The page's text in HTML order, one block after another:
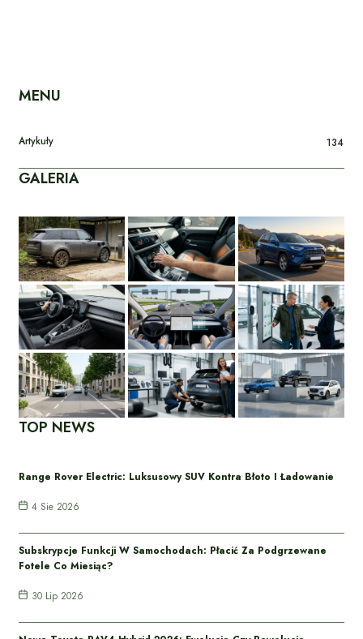
MENU
Artykuły 134
GALERIA
TOP NEWS
Range Rover Electric: Luksusowy SUV Kontra Błoto I Ładowanie
4 Sie 2026
Subskrypcje Funkcji W Samochodach: Płacić Za Podgrzewane
Fotele Co Miesiąc?
30 Lip 2026